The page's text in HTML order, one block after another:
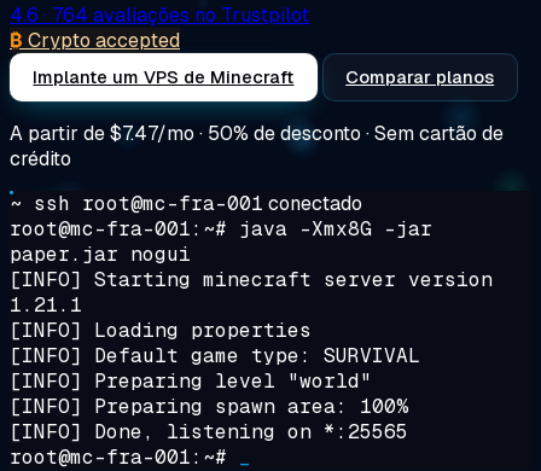
4.6 · 764 avaliações no Trustpilot
₿ Crypto accepted
Implante um VPS de Minecraft Comparar planos
A partir de$7.47/mo · 50% de desconto · Sem cartão de
crédito
~ ssh root@mc-fra-001 conectado
root@mc-fra-001:~# java -Xmx8G -jar
paper.jar nogui
[INFO] Starting minecraft server version
1.21.1
[INFO] Loading properties
[INFO] Default game type: SURVIVAL
[INFO] Preparing level "world"
[INFO] Preparing spawn area: 100%
[INFO] Done, listening on *:25565
root@mc-fra-001:~#